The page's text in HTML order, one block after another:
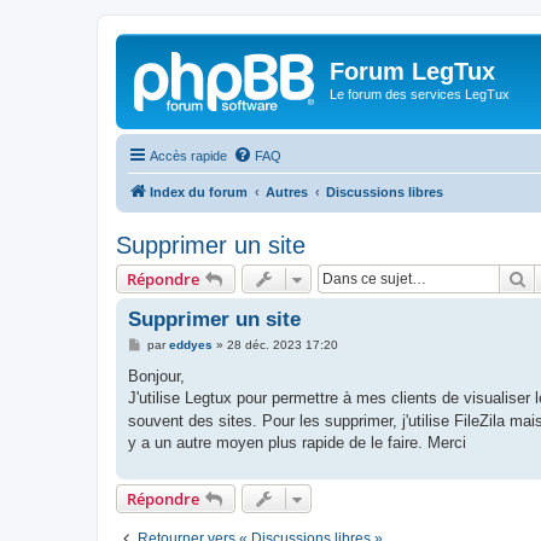
Forum LegTux
Le forum des services LegTux
Accès rapide FAQ
Index du forum Autres Discussions libres
Supprimer un site
Répondre
Supprimer un site
M
s
a
g
e
pareddyes » 28 déc. 2023 17:20
Bonjour,
J'utilise Legtux pour permettre à mes clients de
souvent des sites. Pour les supprimer, j'utilise FileZila
y a un autre moyen plus rapide de le faire. Merci
Répondre